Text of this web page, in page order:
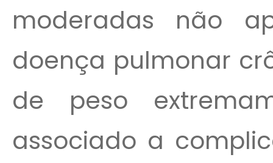
moderadas não
doença pulmonar
de peso
associado a